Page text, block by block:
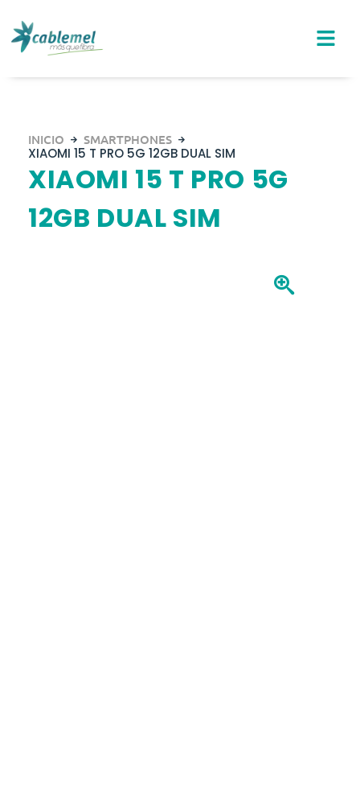
contenido
INICIO SMARTPHONES
XIAOMI 15 T PRO 5G 12GB DUAL SIM
XIAOMI 15 T PRO 5G
12GB DUAL SIM